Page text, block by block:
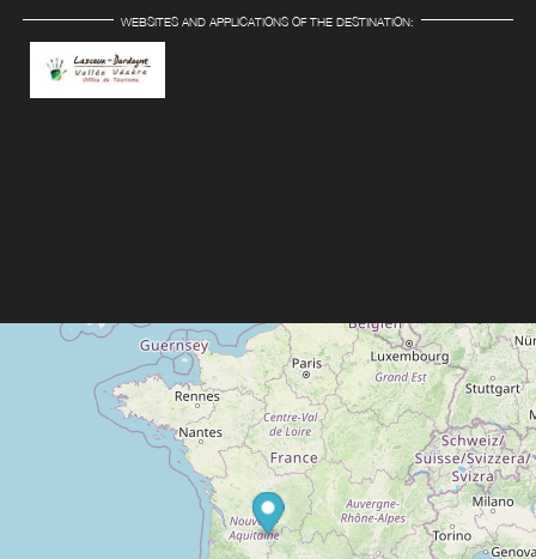
WEBSITES AND APPLICATIONS OF THE DESTINATION: